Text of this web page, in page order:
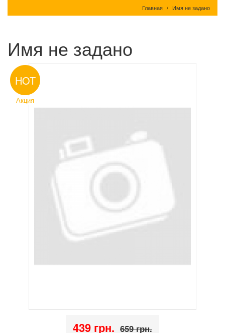
Главная Имя не задано
Имя не задано
HOT
Акция
439 грн. 659 грн.